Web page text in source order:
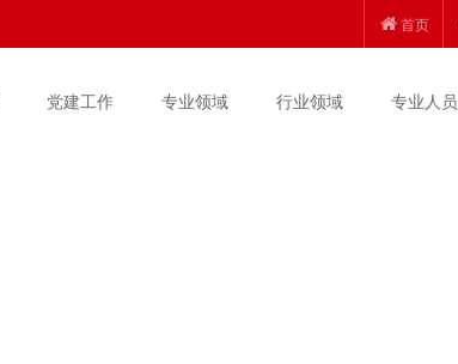
首页
党建工作 专业领域 行业领域 专业人员